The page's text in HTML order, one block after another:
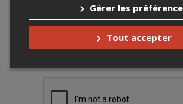
Merci de confirmer que vous
Gérer les
Tout accepter